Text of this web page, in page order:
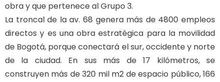
obra y que pertenece al Grupo 3.
La troncal de la av. 68 genera más de 4800 empleos
directos y es una obra estratégica para la movilidad
de Bogotá, porque conectará el sur, occidente y norte
de la ciudad. En sus más de 17 kilómetros, se
construyen más de 320 mil m2 de espacio público, 166